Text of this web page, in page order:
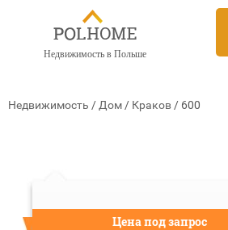
Недвижимость в Польше
Недвижимость / Дом / Краков / 600
Цена под запрос